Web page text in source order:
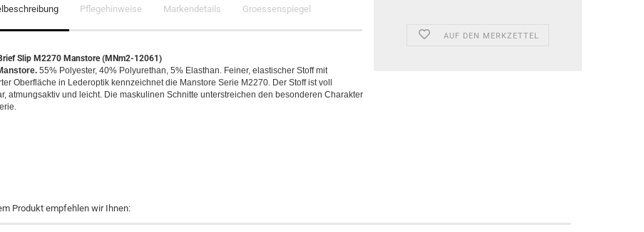
AUF DEN MERKZETTEL
Pflegehinweise Markendetails Groessenspiegel
Slip M2270 Manstore (MNm2-12061)
55% Polyester, 40% Polyurethan, 5% Elasthan. Feiner, elastischer Stoff mit
Oberfläche in Lederoptik kennzeichnet die Manstore Serie M2270. Der Stoff ist voll
atmungsaktiv und leicht. Die maskulinen Schnitte unterstreichen den besonderen Charakter
Produkt empfehlen wir Ihnen: